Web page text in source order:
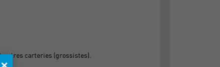
carteries (grossistes).